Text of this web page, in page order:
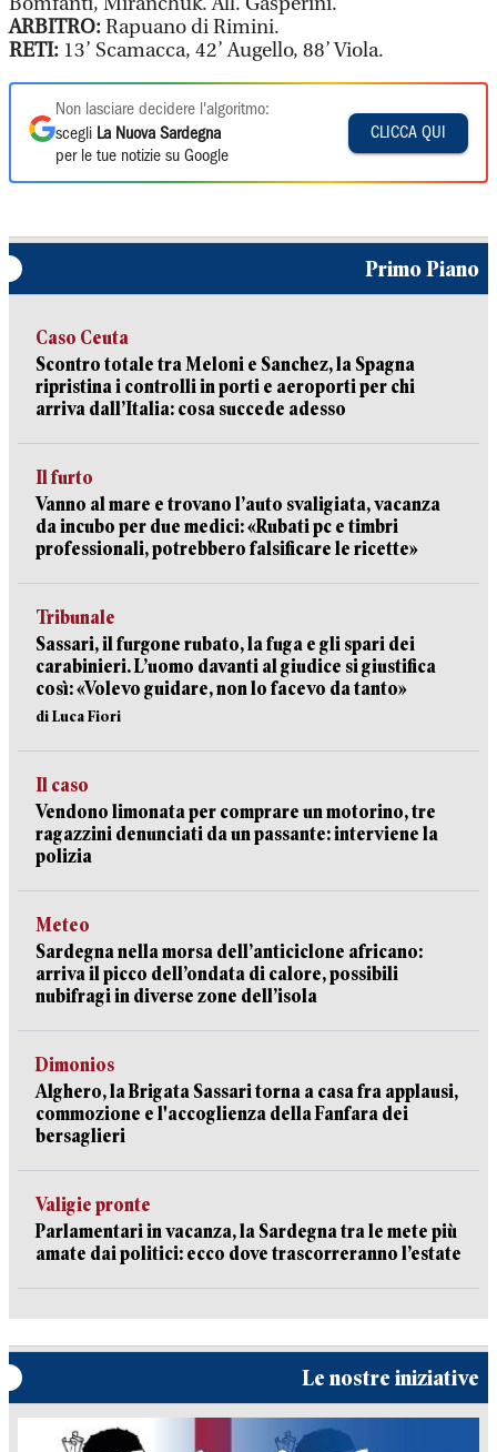
ARBITRO:Rapuano di Rimini.
RETI: 13’ Scamacca, 42’ Augello, 88’ Viola.
Non lasciare decidere l'algoritmo:
scegli La Nuova Sardegna
per le tue notizie su Google
CLICCA QUI
Primo Piano
Caso Ceuta
Scontro totale tra Meloni e Sanchez, la Spagna
ripristina i controlli in porti e aeroporti per chi
arriva dall’Italia: cosa succede adesso
Il furto
Vanno al mare e trovano l’auto svaligiata, vacanza
da incubo per due medici: «Rubati pc e timbri
professionali, potrebbero falsificare le ricette»
Tribunale
Sassari, il furgone rubato, la fuga e gli spari dei
carabinieri. L’uomo davanti al giudice si giustifica
così: «Volevo guidare, non lo facevo da tanto»
di Luca Fiori
Il caso
Vendono limonata per comprare un motorino, tre
ragazzini denunciati da un passante: interviene la
polizia
Meteo
Sardegna nella morsa dell’anticiclone africano:
arriva il picco dell’ondata di calore, possibili
nubifragi in diverse zone dell’isola
Dimonios
Alghero, la Brigata Sassari torna a casa fra applausi,
commozione e l'accoglienza della Fanfara dei
bersaglieri
Valigie pronte
Parlamentari in vacanza, la Sardegna tra le mete più
amate dai politici: ecco dove trascorreranno l’estate
Le nostre iniziative